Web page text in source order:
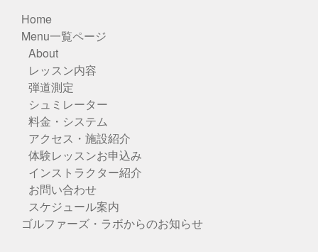
Home
Menu一覧ページ
About
レッスン内容
弾道測定
シュミレーター
料金・システム
アクセス・施設紹介
体験レッスンお申込み
インストラクター紹介
お問い合わせ
スケジュール案内
ゴルファーズ・ラボからのお知らせ